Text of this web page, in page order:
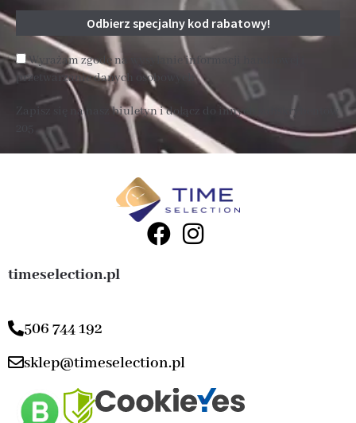
Wyrażam zgodę na wysyłanie informacji handlowej i
przetwarzanie danych osobowych
Zapisz się na nasz biuletyn i dołącz do innych subskrybentów
timeselection.pl
506 744 192
sklep@timeselection.pl